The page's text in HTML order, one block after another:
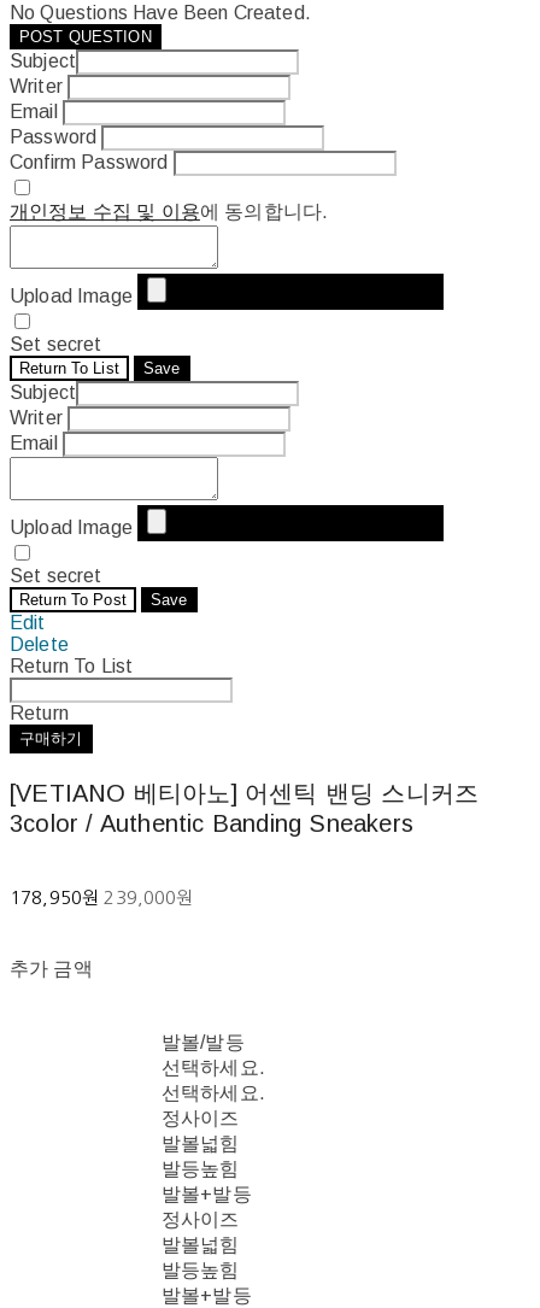
No Questions Have Been Created.
POST QUESTION
Subject
Writer
Email
Password
Confirm Password
개인정보 수집 및 이용에 동의합니다.
Upload Image
Set secret
Return To List Save
Subject
Writer
Email
Upload Image
Set secret
Return To Post Save
Edit
Delete
Return To List
Return
구매하기
[VETIANO 베티아노] 어센틱 밴딩 스니커즈
3color / Authentic Banding Sneakers
178,950원 239,000원
추가 금액
발볼/발등
선택하세요.
선택하세요.
정사이즈
발볼넓힘
발등높힘
발볼+발등
정사이즈
발볼넓힘
발등높힘
발볼+발등